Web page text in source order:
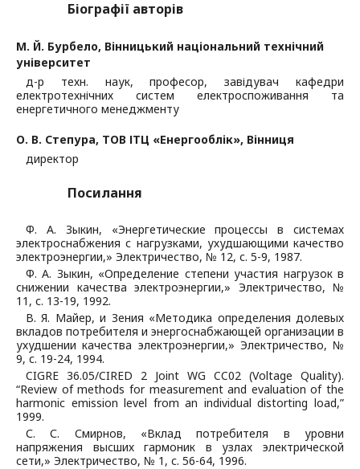
Біографії авторів
М. Й. Бурбело, Вінницький національний технічний
університет
д-р техн. наук, професор, завідувач кафедри
електротехнічних систем електроспоживання та
енергетичного менеджменту
О. В. Степура, ТОВ ІТЦ «Енергооблік», Вінниця
директор
Посилання
Ф. А. Зыкин, «Энергетические процессы в системах
электроснабжения с нагрузками, ухудшающими качество
электроэнергии,» Электричество, № 12, с. 5-9, 1987.
Ф. А. Зыкин, «Определение степени участия нагрузок в
снижении качества электроэнергии,» Электричество, №
11, с. 13-19, 1992.
В. Я. Майер, и Зения «Методика определения долевых
вкладов потребителя и энергоснабжающей организации в
ухудшении качества электроэнергии,» Электричество, №
9, с. 19-24, 1994.
CIGRE 36.05/CIRED 2 Joint WG CC02 (Voltage Quality).
“Review of methods for measurement and evaluation of the
harmonic emission level from an individual distorting load,”
1999.
С. С. Смирнов, «Вклад потребителя в уровни
напряжения высших гармоник в узлах электрической
сети,» Электричество, № 1, с. 56-64, 1996.